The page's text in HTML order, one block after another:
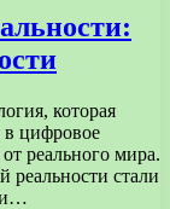
которая
в цифровое
реального мира.
реальности стали